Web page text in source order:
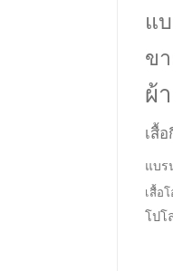
แ
ข
ผ้า
เสื้
แบร
เสื้อ
โปโ